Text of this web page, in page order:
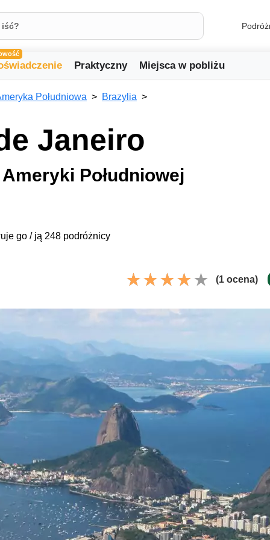
Praktyczny Miejsca w pobliżu
Południowa Brazylia
Janeiro
Południowej
go / ją 248 podróżnicy
(1 ocena)